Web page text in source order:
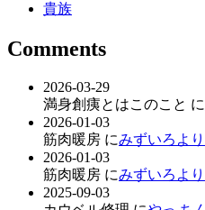
貴族
Comments
2026-03-29
満身創痍とはこのこと に
2026-01-03
筋肉暖房 にみずいろより
2026-01-03
筋肉暖房 にみずいろより
2025-09-03